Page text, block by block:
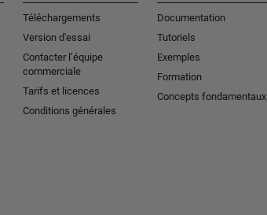
Téléchargements
Version d'essai
Contacter l’équipe
commerciale
Tarifs et licences
Conditions générales
Documentation
Tutoriels
Exemples
Formation
Concepts fondamentaux